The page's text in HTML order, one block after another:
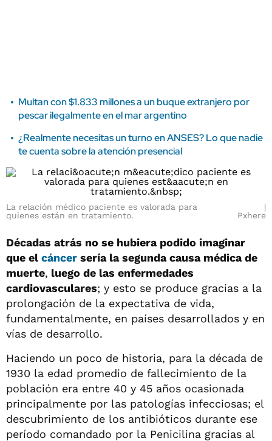
Multan con $1.833 millones a un buque extranjero por
pescar ilegalmente en el mar argentino
¿Realmente necesitas un turno en ANSES? Lo que nadie
te cuenta sobre la atención presencial
La relación médico paciente es valorada para
quienes están en tratamiento.
Pxhere
Décadas atrás no se hubiera podido imaginar
que el cáncer sería la segunda causa médica de
muerte, luego de las enfermedades
cardiovasculares; y esto se produce gracias a la
prolongación de la expectativa de vida,
fundamentalmente, en países desarrollados y en
vías de desarrollo.
Haciendo un poco de historia, para la década de
1930 la edad promedio de fallecimiento de la
población era entre 40 y 45 años ocasionada
principalmente por las patologías infecciosas; el
descubrimiento de los antibióticos durante ese
período comandado por la Penicilina gracias al